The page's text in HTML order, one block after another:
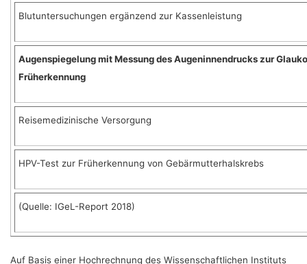
Blutuntersuchungen ergänzend zur Kassenleistung
Augenspiegelung mit Messung des Augeninnendrucks zur
Früherkennung
Reisemedizinische Versorgung
HPV-Test zur Früherkennung von Gebärmutterhalskrebs
(Quelle: IGeL-Report 2018)
Auf Basis einer Hochrechnung des Wissenschaftlichen Instituts